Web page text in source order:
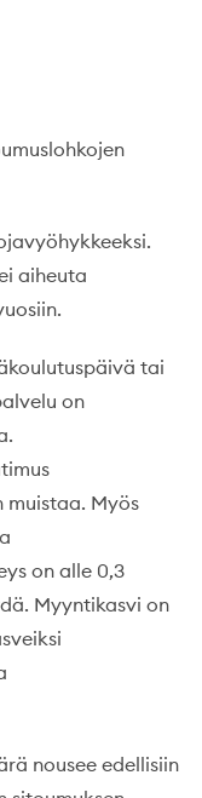
aiheuta
tai
on
Myös
on alle 0,3
Myyntikasvi on
nousee edellisiin